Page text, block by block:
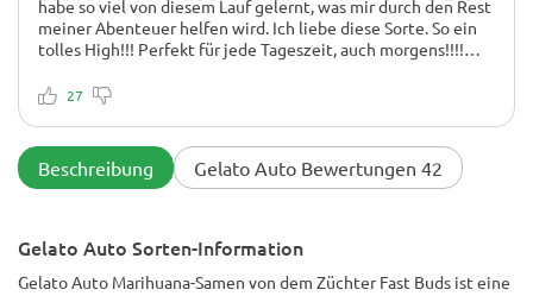
habe so viel von diesem Lauf gelernt, was mir durch den Rest
meiner Abenteuer helfen wird. Ich liebe diese Sorte. So ein
tolles High!!! Perfekt für jede Tageszeit, auch morgens!!!!
Kichern. Großartig für kreative Köpfe und motivierte
definitiv einen Sativa-Phänotyp!!!! Ich bin so glücklich. Süße
Keksaromen und pikante Zitrusfrüchte riechen bisher noch
in Gläsern etwas gasig! ! !
- Sorte: Gelato Auto 🍧
- Beleuchtung: Budget LED Grow Lights 2 x 250 Watt LED
Full Spec/Red Spec gemischte Boards
- Luftzirkulation: AC Infinity Cloudline T6 Inline Duct Fan.
Sorte immer wieder anbauen. Vielen Dank an Herbies! Ihr
27
Beschreibung Gelato Auto Bewertungen 42
Gelato Auto Sorten-Information
Gelato Auto Marihuana-Samen von dem Züchter Fast Buds ist eine